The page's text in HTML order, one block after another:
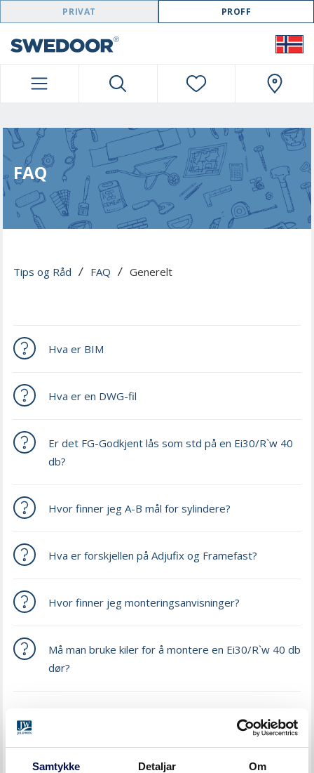
Samtykke Detaljar Om
SWEDOOR NAVIGATION
PRIVAT PROFF
FAQ
Tips og Råd / FAQ / Generelt
Hva er BIM
Hva er en DWG-fil
Er det FG-Godkjent lås som std på en Ei30/R`w 40
db?
Hvor finner jeg A-B mål for sylindere?
Hva er forskjellen på Adjufix og Framefast?
Hvor finner jeg monteringsanvisninger?
Må man bruke kiler for å montere en Ei30/R`w 40 db
dør?
DEL DETTE MED EN VENN